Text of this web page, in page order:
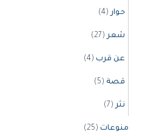
حوار(4)
شعر(27)
عن قرب (4)
قصة (5)
نثر(7)
منوعات (25)